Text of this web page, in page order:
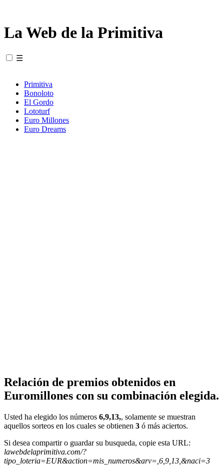
La Web de la Primitiva
☰
Primitiva
Bonoloto
El Gordo
Lototurf
Euro Millones
Euro Dreams
Relación de premios obtenidos en
Euromillones con su combinación elegida.
Usted ha elegido los números 6,9,13,, solamente se muestran
aquellos sorteos en los cuales se obtienen 3 ó más aciertos.
Si desea compartir o guardar su busqueda, copie esta URL:
lawebdelaprimitiva.com/?
tipo_loteria=EUR&action=mis_numeros&arv=,6,9,13,&naci=3